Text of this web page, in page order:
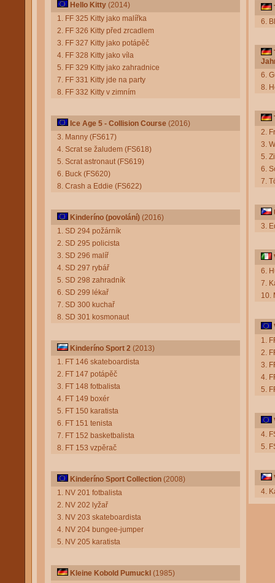
Hello Kitty (2014)
1. FF 325 Kitty jako malířka
2. FF 326 Kitty před zrcadlem
3. FF 327 Kitty jako potápěč
4. FF 328 Kitty jako víla
5. FF 329 Kitty jako zahradnice
7. FF 331 Kitty jde na party
8. FF 332 Kitty v zimním
Ice Age 5 - Collision Course (2016)
3. Manny (FS617)
4. Scrat se žaludem (FS618)
5. Scrat astronaut (FS619)
6. Buck (FS620)
8. Crash a Eddie (FS622)
Kinderíno (povolání) (2016)
1. SD 294 požárník
2. SD 295 policista
3. SD 296 malíř
4. SD 297 rybář
5. SD 298 zahradník
6. SD 299 lékař
7. SD 300 kuchař
8. SD 301 kosmonaut
Kinderíno Sport 2 (2013)
1. FT 146 skateboardista
2. FT 147 potápěč
3. FT 148 fotbalista
4. FT 149 boxér
5. FT 150 karatista
6. FT 151 tenista
7. FT 152 basketbalista
8. FT 153 vzpěrač
Kinderíno Sport Collection (2008)
1. NV 201 fotbalista
2. NV 202 lyžař
3. NV 203 skateboardista
4. NV 204 bungee-jumper
5. NV 205 karatista
Kleine Kobold Pumuckl (1985)
6.
6.
8.
2.
3.
5.
6.
7.
3.
6.
7.
10.
1.
2.
3.
4.
5.
4.
5.
4.